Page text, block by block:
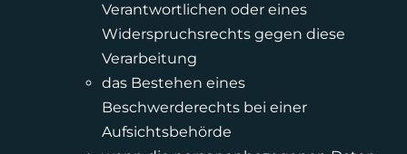
Verantwortlichen oder eines
Widerspruchsrechts gegen diese
Verarbeitung
das Bestehen eines
Beschwerderechts bei einer
Aufsichtsbehörde